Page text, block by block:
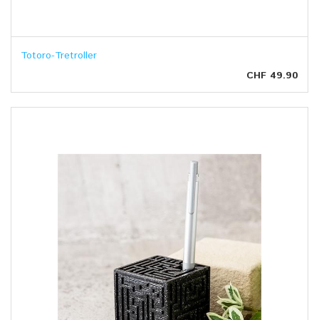
Totoro-Tretroller
CHF 49.90